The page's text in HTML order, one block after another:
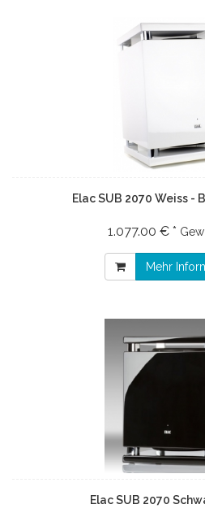
Elac SUB 2070 Weiss -
1.077.00 € *
Mehr
Elac SUB 2070